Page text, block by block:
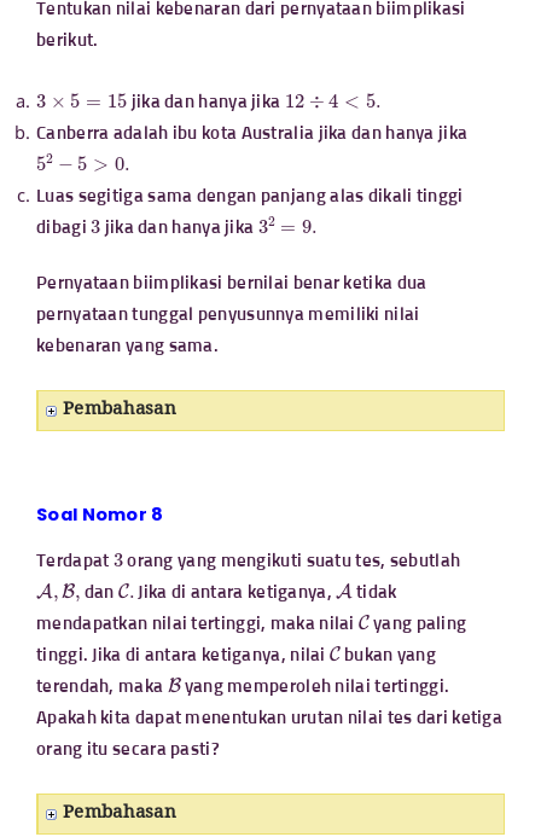
Tentukan nilai kebenaran dari pernyataan biimplikasi
berikut.
3 5= 15 jika dan hanya jika 12 ÷ 4< 5.
Canberra adalah ibu kota Australia jika dan hanya jika
52 5 > 0.
Luas segitiga sama dengan panjang alas dikali tinggi
dibagi3 jika dan hanya jika 32 9.
Pernyataan biimplikasi bernilai benar ketika dua
pernyataan tunggal penyusunnya memiliki nilai
kebenaran yang sama.
Pembahasan
Soal Nomor 8
Terdapat 3orang yang mengikuti suatu tes, sebutlah
A, B, dan C Jika di antara ketiganya, A tidak
mendapatkan nilai tertinggi, maka nilaiCyang paling
tinggi. Jika di antara ketiganya, nilaiCbukan yang
terendah, maka Byang memperoleh nilai tertinggi.
Apakah kita dapat menentukan urutan nilai tes dari ketiga
orang itu secara pasti?
Pembahasan